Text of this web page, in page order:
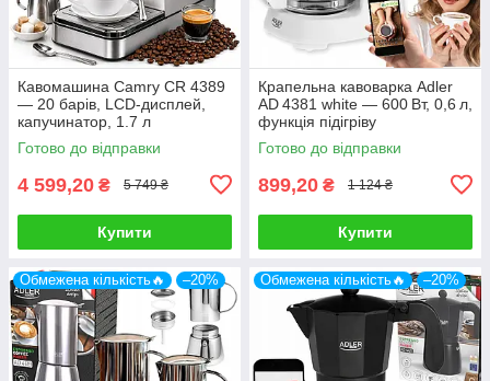
Кавомашина Camry CR 4389
— 20 барів, LCD-дисплей,
капучинатор, 1.7 л
Готово до відправки
4 599,20 ₴ 5 749 ₴
Купити
Крапельна кавоварка Adler
AD 4381 white — 600 Вт, 0,6 л,
функція підігріву
Готово до відправки
899,20 ₴ 1 124 ₴
Купити
Обмежена кількість🔥 –20% Обмежена кількість🔥 –20%